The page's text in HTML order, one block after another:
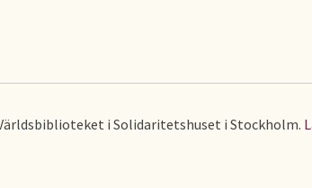
i Solidaritetshuset i Stockholm.